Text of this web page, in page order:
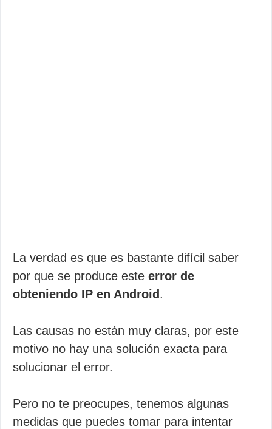
La verdad es que es bastante difícil saber
por que se produce este error de
obteniendo IP en Android .
Las causas no están muy claras, por este
motivo no hay una solución exacta para
solucionar el error.
Pero no te preocupes, tenemos algunas
medidas que puedes tomar para intentar